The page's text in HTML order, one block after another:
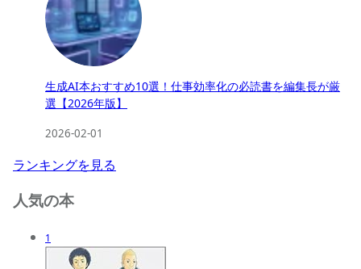
生成AI本おすすめ10選！仕事効率化の必読書を編集長が厳
選【2026年版】
2026-02-01
ランキングを見る
人気の本
1